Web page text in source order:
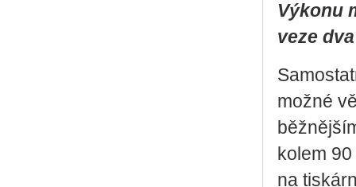
Výkonu
veze
možné
kolem
na